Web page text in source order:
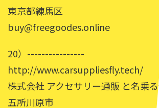
東京都練馬区
buy@freegoodes.online
20）----------------
http://www.carsuppliesfly.tech/
株式会社 アクセサリー通販 と名乗
五所川原市